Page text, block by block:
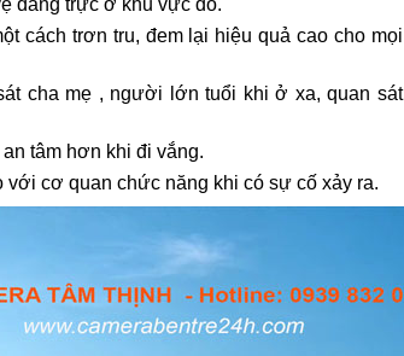
đang trực ở khu vực đó.
cách trơn tru, đem lại hiệu quả cao cho mọi
cha mẹ , người lớn tuổi khi ở xa, quan sát
tâm hơn khi đi vắng.
với cơ quan chức năng khi có sự cố xảy ra.